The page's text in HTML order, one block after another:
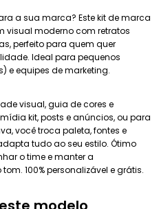
a sua marca? Este kit de marca
visual moderno com retratos
perfeito para quem quer
Ideal para pequenos
e equipes de marketing.
visual, guia de cores e
kit, posts e anúncios, ou para
você troca paleta, fontes e
tudo ao seu estilo. Ótimo
o time e manter a
100% personalizável e grátis.